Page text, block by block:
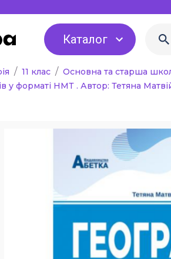
Каталог
11 клас Основна та старша
у форматі НМТ . Автор: Тетяна
2 клас
4 клас
Методичні
все для вчителя
Інклюзивне